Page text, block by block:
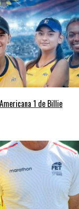
1 de Billie